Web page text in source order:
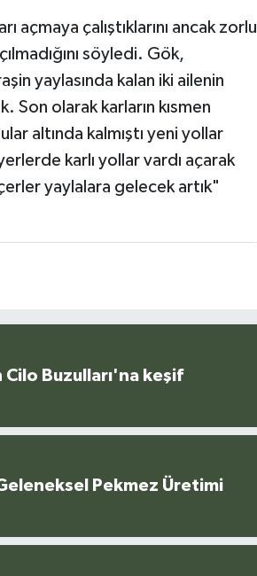
çalıştıklarını ancak zorlu
söyledi. Gök,
yaylasında kalan iki ailenin
Son olarak karların kısmen
altında kalmıştı yeni yollar
karlı yollar vardı açarak
yaylalara gelecek artık"
Buzulları'na keşif
Pekmez Üretimi